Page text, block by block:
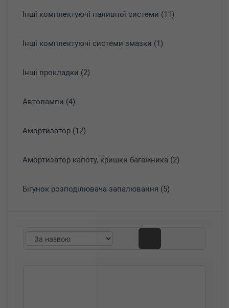
Інші комплектуючі паливної системи (11)
Інші комплектуючі системи змазки (1)
Інші прокладки (2)
Автолампи (4)
Амортизатор (12)
Амортизатор капоту, кришки багажника (2)
Бігунок розподілювача запалювання (5)